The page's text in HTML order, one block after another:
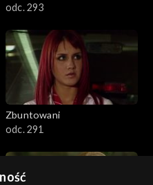
odc. 293
Zbuntowani
odc. 291